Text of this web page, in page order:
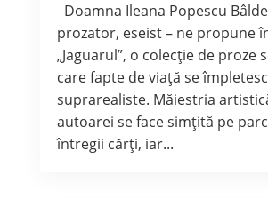
Doamna Ileana Popescu
prozator, eseist – ne propune
„Jaguarul”, o colecție de proze
care fapte de viață se
suprarealiste. Măiestria
autoarei se face simțită pe
întregii cărți, iar...